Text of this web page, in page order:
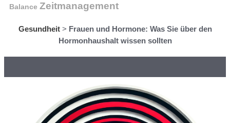
Balance Zeitmanagement
Gesundheit> Frauen und Hormone: Was Sie über den
Hormonhaushalt wissen sollten